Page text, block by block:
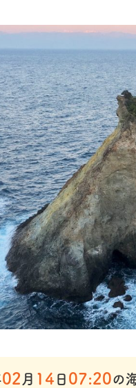
02 月 14 日 07:20の